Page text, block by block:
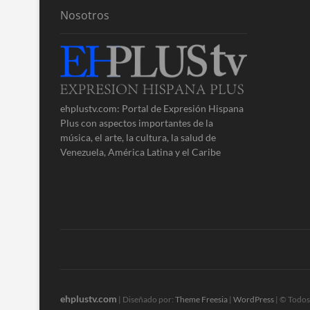
Nosotros
ehplustv.com: Portal de Expresión Hispana
Plus con aspectos importantes de la
música, el arte, la cultura, la salud de
Venezuela, América Latina y el Caribe
ehplustv.com | Diseñado por: Theme Freesia | WordPress | ©